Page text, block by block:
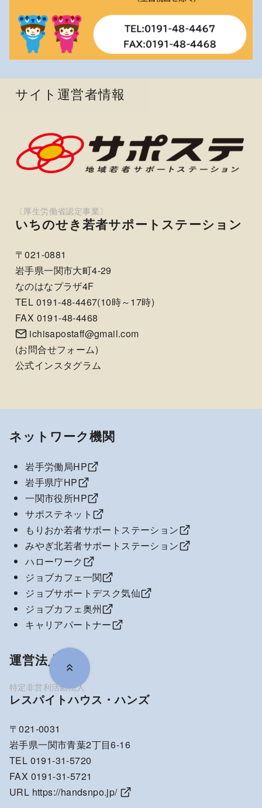
サイト運営者情報
いちのせき若者サポートステーション
〒021-0881
岩手県一関市大町4-29
なのはなプラザ4F
TEL 0191-48-4467(10時～17時)
FAX 0191-48-4468
ichisapostaff@gmail.com
(お問合せフォーム)
公式インスタグラム
ネットワーク機関
岩手労働局HP
岩手県庁HP
一関市役所HP
サポステネット
もりおか若者サポートステーション
みやぎ北若者サポートステーション
ハローワーク
ジョブカフェ一関
ジョブサポートデスク気仙
ジョブカフェ奥州
キャリアパートナー
運営法人
レスパイトハウス・ハンズ
〒021-0031
岩手県一関市青葉2丁目6-16
TEL 0191-31-5720
FAX 0191-31-5721
URL https://handsnpo.jp/